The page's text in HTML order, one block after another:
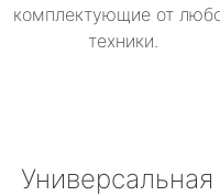
комплектующие от
техники.